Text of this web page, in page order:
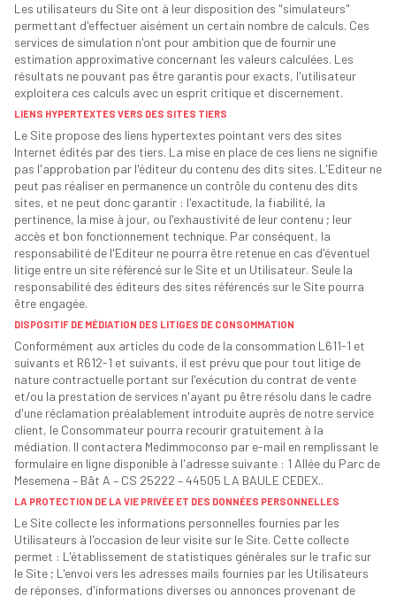
Les utilisateurs du Site ont à leur disposition des "simulateurs"
permettant d'effectuer aisément un certain nombre de calculs. Ces
services de simulation n'ont pour ambition que de fournir une
estimation approximative concernant les valeurs calculées. Les
résultats ne pouvant pas être garantis pour exacts, l'utilisateur
exploitera ces calculs avec un esprit critique et discernement.
LIENS HYPERTEXTES VERS DES SITES TIERS
Le Site propose des liens hypertextes pointant vers des sites
Internet édités par des tiers. La mise en place de ces liens ne signifie
pas l'approbation par l'éditeur du contenu des dits sites. L'Editeur ne
peut pas réaliser en permanence un contrôle du contenu des dits
sites, et ne peut donc garantir : l'exactitude, la fiabilité, la
pertinence, la mise à jour, ou l'exhaustivité de leur contenu ; leur
accès et bon fonctionnement technique. Par conséquent, la
responsabilité de l'Editeur ne pourra être retenue en cas d'éventuel
litige entre un site référencé sur le Site et un Utilisateur. Seule la
responsabilité des éditeurs des sites référencés sur le Site pourra
être engagée.
DISPOSITIF DE MÉDIATION DES LITIGES DE CONSOMMATION
Conformément aux articles du code de la consommation L611-1 et
suivants et R612-1 et suivants, il est prévu que pour tout litige de
nature contractuelle portant sur l'exécution du contrat de vente
et/ou la prestation de services n'ayant pu être résolu dans le cadre
d'une réclamation préalablement introduite auprès de notre service
client, le Consommateur pourra recourir gratuitement à la
médiation. Il contactera Medimmoconso par e-mail en remplissant le
formulaire en ligne disponible à l'adresse suivante : 1 Allée du Parc de
Mesemena – Bât A – CS 25222 – 44505 LA BAULE CEDEX..
LA PROTECTION DE LA VIE PRIVÉE ET DES DONNÉES PERSONNELLES
Le Site collecte les informations personnelles fournies par les
Utilisateurs à l'occasion de leur visite sur le Site. Cette collecte
permet : L'établissement de statistiques générales sur le trafic sur
le Site ; L'envoi vers les adresses mails fournies par les Utilisateurs
de réponses, d'informations diverses ou annonces provenant de